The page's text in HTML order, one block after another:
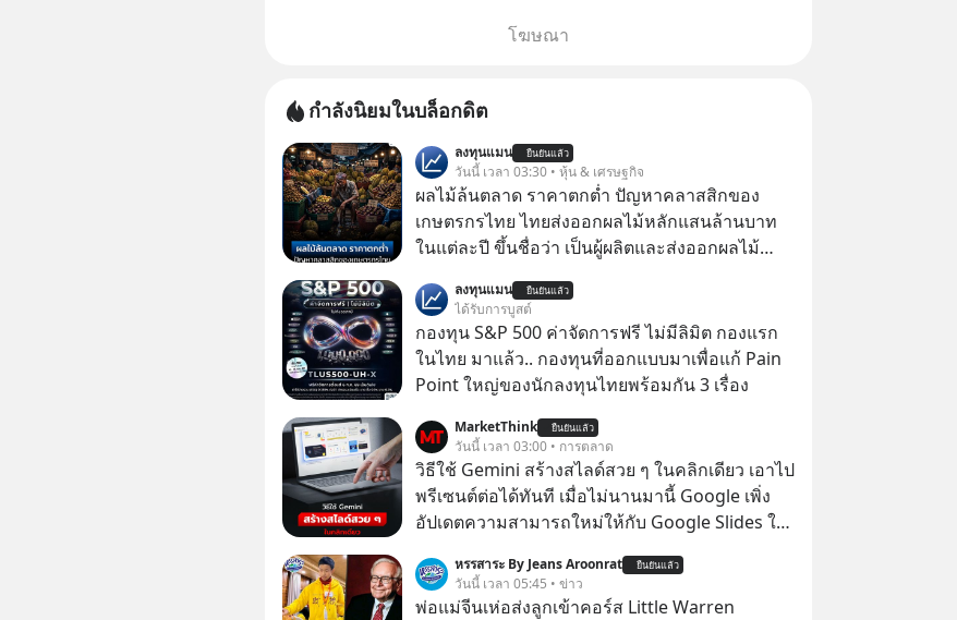
โฆษณา
กำลังนิยมในบล็อกดิต
ลงทุนแมน ยืนยันแล้ว
วันนี้ เวลา 03:30 • หุ้น & เศรษฐกิจ
ผลไม้ล้นตลาด ราคาตกต่ำ ปัญหาคลาสสิกของ
เกษตรกรไทย ไทยส่งออกผลไม้หลักแสนล้านบาท
ในแต่ละปี ขึ้นชื่อว่า เป็นผู้ผลิตและส่งออกผลไม้
ลงทุนแมน ยืนยันแล้ว
ได้รับการบูสต์
กองทุน S&P 500 ค่าจัดการฟรี ไม่มีลิมิต กองแรก
ในไทย มาแล้ว.. กองทุนที่ออกแบบมาเพื่อแก้ Pain
Point ใหญ่ของนักลงทุนไทยพร้อมกัน 3 เรื่อง
MarketThink ยืนยันแล้ว
วันนี้ เวลา 03:00 • การตลาด
วิธีใช้ Gemini สร้างสไลด์สวย ๆ ในคลิกเดียว เอาไป
พรีเซนต์ต่อได้ทันที เมื่อไม่นานมานี้ Google เพิ่ง
อัปเดตความสามารถใหม่ให้กับ Google Slides ให้
สวย ๆ ได้ในคลิกเดียว ไม่ต้องเสียเวลาทำเองอีกต่อ
ไป
หรรสาระ By Jeans Aroonrat ยืนยันแล้ว
วันนี้ เวลา 05:45 • ข่าว
พ่อแม่จีนเห่อส่งลูกเข้าคอร์ส Little Warren